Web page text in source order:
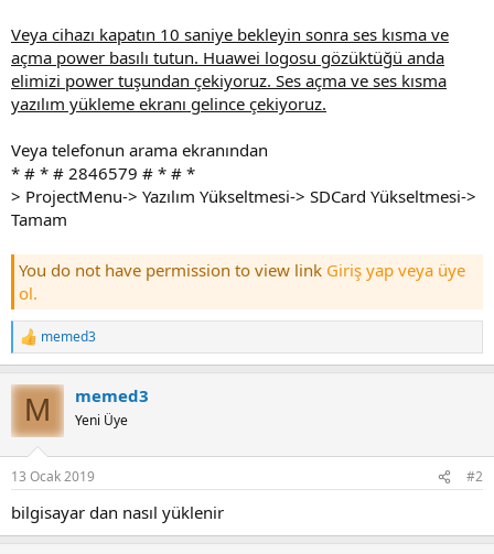
Veya cihazı kapatın 10 saniye bekleyin sonra ses kısma ve
açma power basılı tutun. Huawei logosu gözüktüğü anda
elimizi power tuşundan çekiyoruz. Ses açma ve ses kısma
yazılım yükleme ekranı gelince çekiyoruz.
Veya telefonun arama ekranından
* # * # 2846579 # * # *
> ProjectMenu-> Yazılım Yükseltmesi-> SDCard Yükseltmesi->
Tamam
You do not have permission to view link Giriş yap veya üye
ol.
T
e
l
r
:
memed3
M memed3
Yeni Üye
13 Ocak 2019 #2
bilgisayar dan nasıl yüklenir